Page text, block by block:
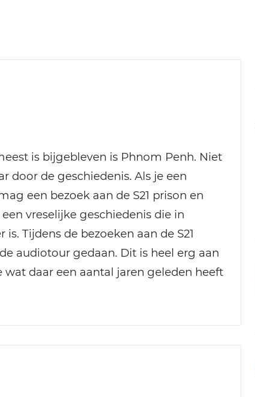
is bijgebleven is Phnom Penh. Niet
door de geschiedenis. Als je een
een bezoek aan de S21 prison en
vreselijke geschiedenis die in
Tijdens de bezoeken aan de S21
audiotour gedaan. Dit is heel erg aan
daar een aantal jaren geleden heeft